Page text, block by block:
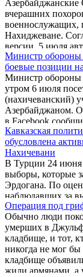
передислокации
Вооружённых сил
Республики вдоль
Армения со
выдвижения в
контакта и
сообщается на
вчерашних
военнослужащих,
Нахиджеване.
версии, 5 июля
военнослужащих,
дежурство в
попал в ДТП. В
человека, 11
Министр
боевые позиции
Министр
утром 6 июля
(нахичеванский)
Азербайджаном.
в Facebook
Минобороны
Кавказская
обусловлена
Нахичевани
В Турции 24 июня
выборы, которые
Эрдогана. По
наблюдавших за
назвать
протекали в
чрезвычайного
отношению к
общественным
толка, многих из
связях с
Операция под
Обычно люди
умерших в
кладбище, и тот,
никогда не мог бы
кладбище
жили армянами, а